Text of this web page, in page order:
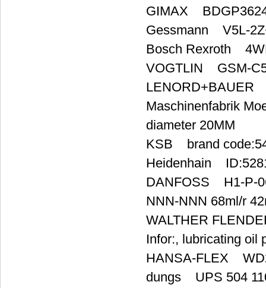
GIMAX
Gessmann V5L-
Bosch Rexroth
VOGTLIN GSM-
LENORD+BAUER
Maschinenfabrik
diameter 20MM
KSB brand
Heidenhain
DANFOSS H1-P-
NNN-NNN 68ml/r
WALTHER
Infor:, lubricating oil
HANSA-FLEX
dungs UPS 504